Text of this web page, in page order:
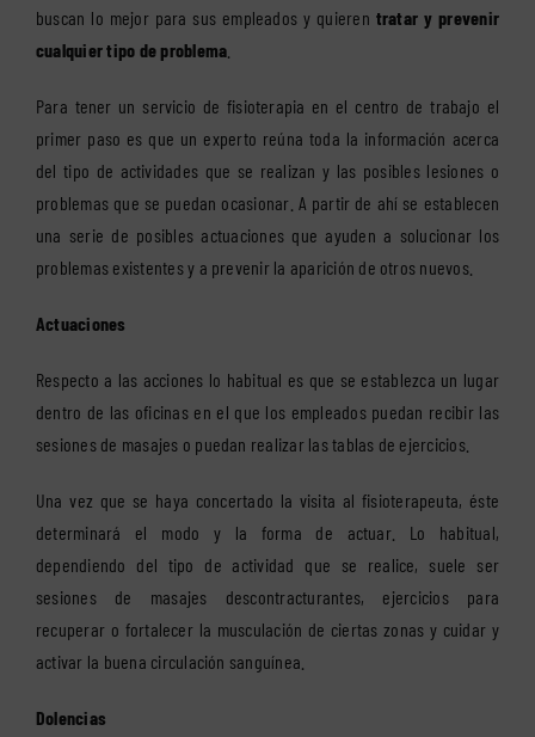
buscan lo mejor para sus empleados y quieren tratar y prevenir
cualquier tipo de problema
Para tener un servicio de fisioterapia en el centro de trabajo el
primer paso es que un experto reúna toda la información acerca
del tipo de actividades que se realizan y las posibles lesiones o
problemas que se puedan ocasionar. A partir de ahí se establecen
una serie de posibles actuaciones que ayuden a solucionar los
problemas existentes y a prevenir la aparición de otros nuevos.
Actuaciones
Respecto a las acciones lo habitual es que se establezca un lugar
dentro de las oficinas en el que los empleados puedan recibir las
sesiones de masajes o puedan realizar las tablas de ejercicios.
Una vez que se haya concertado la visita al fisioterapeuta, éste
determinará el modo y la forma de actuar. Lo habitual,
dependiendo del tipo de actividad que se realice, suele ser
sesiones de masajes descontracturantes, ejercicios para
recuperar o fortalecer la musculación de ciertas zonas y cuidar y
activar la buena circulación sanguínea.
Dolencias